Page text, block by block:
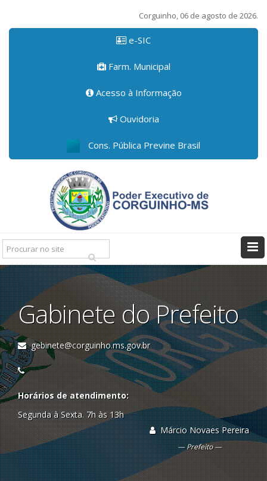
Corguinho, 06 de agosto de 2026.
e-SIC
Farm. Municipal
Acesso à Informação
Ouvidoria
Cons. Pública Previne Brasil
Pesquisar:
Gabinete do Prefeito
gebinete@corguinho.ms.gov.br
Horários de atendimento:
Segunda à Sexta. 7h às 13h
Márcio Novaes Pereira
Prefeito